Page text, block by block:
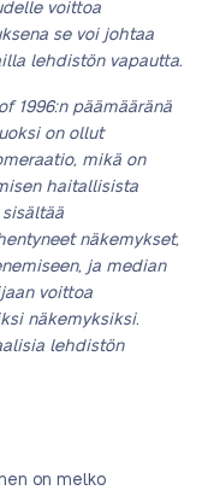
voittoa
se voi johtaa
lehdistön vapautta.
1996:n päämääränä
on ollut
mikä on
haitallisista
näkemykset,
ja median
voittoa
näkemyksiksi.
lehdistön
on melko